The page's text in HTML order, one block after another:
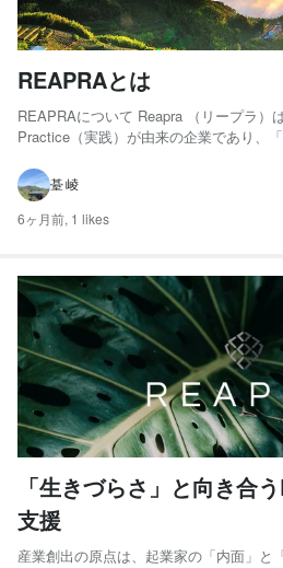
REAPRAとは
REAPRAについて Reapra （リープラ）
Practice（実践）が由来の企業であり、
心にまだ事業が立ち上がっていないゼロ
期視点で事業成長を伴走・支援す...
䑓 崚
6ヶ月前, 1 likes
「生きづらさ」と向き合
支援
産業創出の原点は、起業家の「内面」と